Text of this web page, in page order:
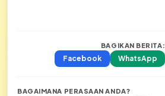
BAGIKAN BERITA:
Facebook WhatsApp
BAGAIMANA PERASAAN ANDA?